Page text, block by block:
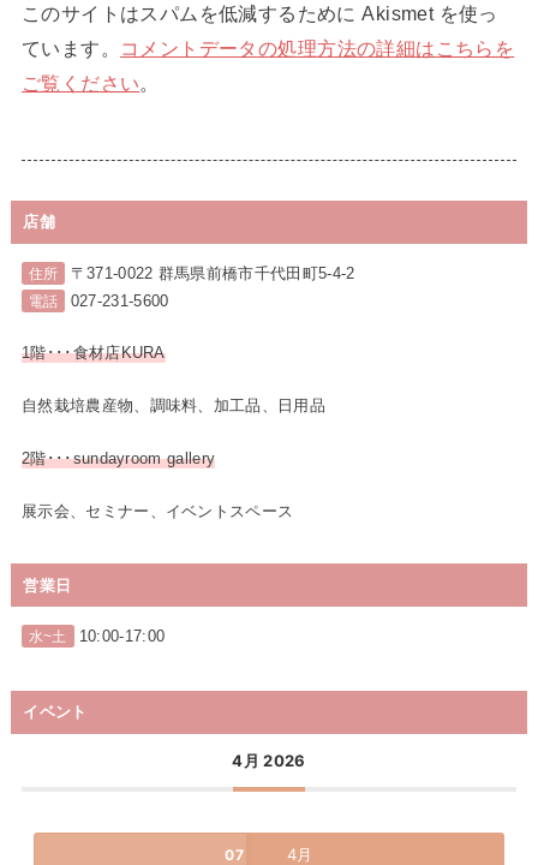
このサイトはスパムを低減するために Akismet を使っ
ています。
コメントデータの処理方法の詳細はこちらを
ご覧ください
店舗
住所 〒371-0022 群馬県前橋市千代田町5-4-2
電話 027-231-5600
1階･･･食材店KURA
自然栽培農産物、調味料、加工品、日用品
2階･･･sundayroom gallery
展示会、セミナー、イベントスペース
営業日
水~土 10:00-17:00
イベント
4月 2026
07 4月